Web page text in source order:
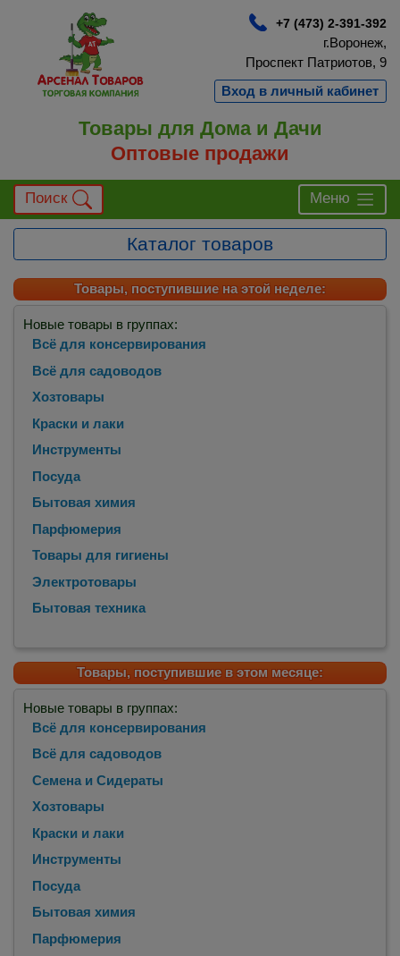
+7 (473) 2-391-392
г.Воронеж,
Проспект Патриотов, 9
Вход в личный кабинет
Товары для Дома и Дачи
Оптовые продажи
Поиск Меню
Каталог товаров
Товары, поступившие на этой неделе:
Новые товары в группах:
Всё для консервирования
Всё для садоводов
Хозтовары
Краски и лаки
Инструменты
Посуда
Бытовая химия
Парфюмерия
Товары для гигиены
Электротовары
Бытовая техника
Товары, поступившие в этом месяце:
Новые товары в группах:
Всё для консервирования
Всё для садоводов
Семена и Сидераты
Хозтовары
Краски и лаки
Инструменты
Посуда
Бытовая химия
Парфюмерия